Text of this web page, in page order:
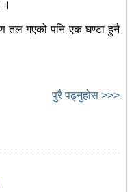
।
गएको पनि एक घण्टा हुनै
पुरै पढ्नुहोस >>>